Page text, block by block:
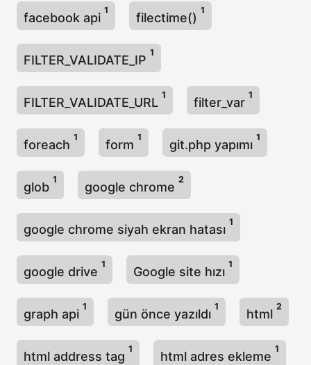
facebook api
1
filectime()
1
FILTER_VALIDATE_IP
1
FILTER_VALIDATE_URL
1
filter_var
1
foreach
1
form
1
git.php yapımı
1
glob
1
google chrome
2
google chrome siyah ekran hatası
1
google drive
1
Google site hızı
1
graph api
1
gün önce yazıldı
1
html
2
html address tag
1
html adres ekleme
1